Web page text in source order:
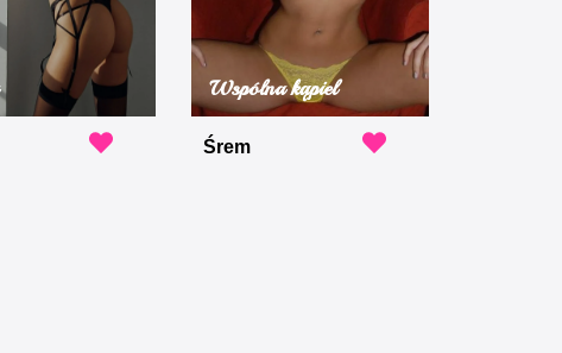
Wspólna kąpiel
Śrem